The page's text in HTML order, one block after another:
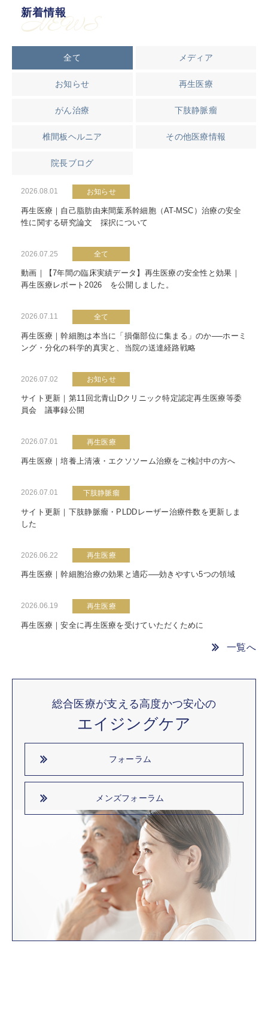
新着情報
NEWS
全て メディア
お知らせ 再生医療
がん治療 下肢静脈瘤
椎間板ヘルニア その他医療情報
院長ブログ
2026.08.01 お知らせ
再生医療｜自己脂肪由来間葉系幹細胞（AT-MSC）治療の安全
性に関する研究論文 採択について
2026.07.25 全て
動画｜【7年間の臨床実績データ】再生医療の安全性と効果｜
再生医療レポート2026 を公開しました。
2026.07.11 全て
再生医療｜幹細胞は本当に「損傷部位に集まる」のか──ホーミ
ング・分化の科学的真実と、当院の送達経路戦略
2026.07.02 お知らせ
サイト更新｜第11回北青山Dクリニック特定認定再生医療等委
員会 議事録公開
2026.07.01 再生医療
再生医療｜培養上清液・エクソソーム治療をご検討中の方へ
2026.07.01 下肢静脈瘤
サイト更新｜下肢静脈瘤・PLDDレーザー治療件数を更新しま
した
2026.06.22 再生医療
再生医療｜幹細胞治療の効果と適応──効きやすい5つの領域
2026.06.19 再生医療
再生医療｜安全に再生医療を受けていただくために
一覧へ
総合医療が支える高度かつ安心の
エイジングケア
フォーラム
メンズフォーラム